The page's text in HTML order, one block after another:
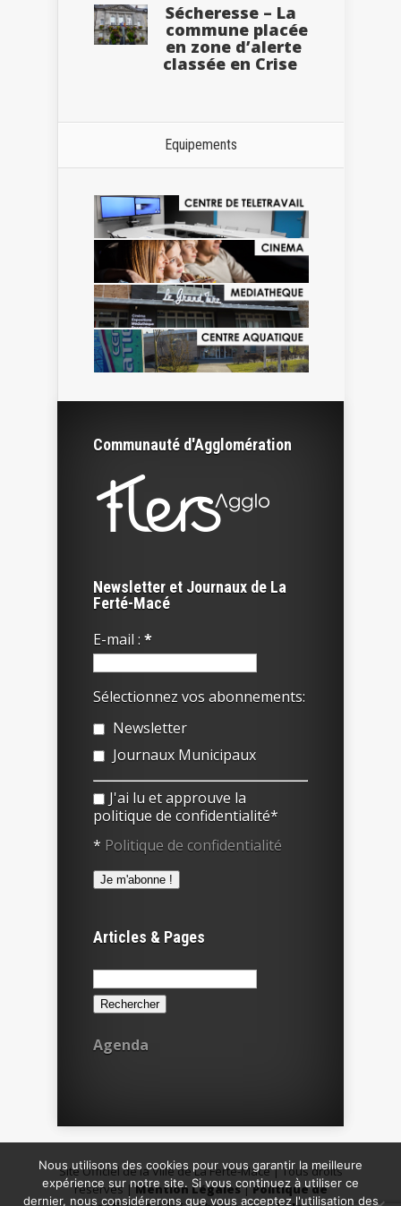
Sécheresse – La
commune placée
en zone d’alerte
classée en Crise
Equipements
Communauté d'Agglomération
Newsletter et Journaux de La
Ferté-Macé
E-mail : *
Sélectionnez vos abonnements:
Newsletter
Journaux Municipaux
J'ai lu et approuve la
politique de confidentialité*
* Politique de confidentialité
Articles & Pages
Rechercher :
Agenda
Site Officiel de la Ville de La Ferté-Macé | Tous droits
réservés |Mention Légales|Politique de
Nous utilisons des cookies pour vous garantir la meilleure
expérience sur notre site. Si vous continuez à utiliser ce
dernier, nous considérerons que vous acceptez l'utilisation des